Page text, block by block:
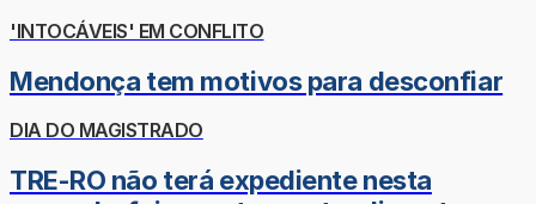
'INTOCÁVEIS' EM CONFLITO
Mendonça tem motivos para desconfiar
DIA DO MAGISTRADO
TRE-RO não terá expediente nesta